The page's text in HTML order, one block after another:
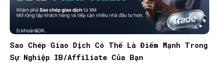
Sao Chép Giao Dịch Có Thể Là Điểm Mạnh Trong
Sự Nghiệp IB/Affiliate Của Bạn